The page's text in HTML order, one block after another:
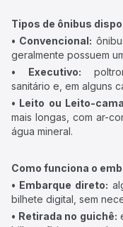
Tipos de ônibus
• Convencional:
geralmente possuem
• Executivo:
sanitário e, em alguns
• Leito ou Leito-
mais longas, com ar-
água mineral.
Como funciona o
• Embarque direto:
bilhete digital, sem
• Retirada no guichê: